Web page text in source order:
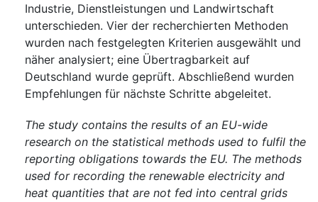
Industrie, Dienstleistungen und Landwirtschaft
unterschieden. Vier der recherchierten Methoden
wurden nach festgelegten Kriterien ausgewählt und
näher analysiert; eine Übertragbarkeit auf
Deutschland wurde geprüft. Abschließend wurden
Empfehlungen für nächste Schritte abgeleitet.
The study contains the results of an EU-wide
research on the statistical methods used to fulfil the
reporting obligations towards the EU. The methods
used for recording the renewable electricity and
heat quantities that are not fed into central grids